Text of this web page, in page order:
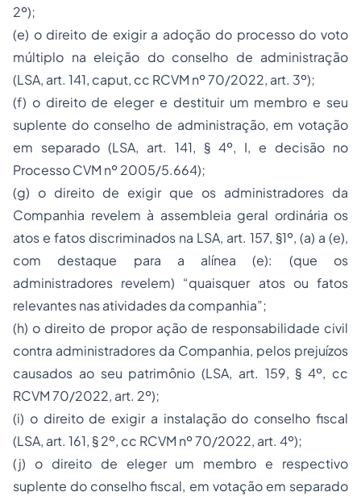
2º);
(e) o direito de exigir a adoção do processo do voto
múltiplo na eleição do conselho de administração
(LSA, art. 141, caput, cc RCVM nº 70/2022, art. 3º);
(f) o direito de eleger e destituir um membro e seu
suplente do conselho de administração, em votação
em separado (LSA, art. 141, § 4º, I, e decisão no
Processo CVM nº 2005/5.664);
(g) o direito de exigir que os administradores da
Companhia revelem à assembleia geral ordinária os
atos e fatos discriminados na LSA, art. 157, §1º, (a) a (e),
com destaque para a alínea (e): (que os
administradores revelem) “quaisquer atos ou fatos
relevantes nas atividades da companhia”;
(h) o direito de propor ação de responsabilidade civil
contra administradores da Companhia, pelos prejuízos
causados ao seu patrimônio (LSA, art. 159, § 4º, cc
RCVM 70/2022, art. 2º);
(i) o direito de exigir a instalação do conselho fiscal
(LSA, art. 161, § 2º, cc RCVM nº 70/2022, art. 4º);
(j) o direito de
eleger um membro e respectivo
suplente do conselho fiscal, em votação em separado